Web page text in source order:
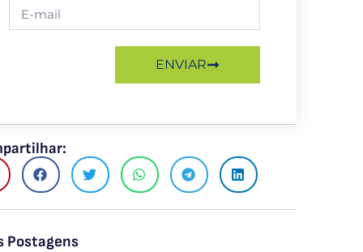
ENVIAR
Postagens